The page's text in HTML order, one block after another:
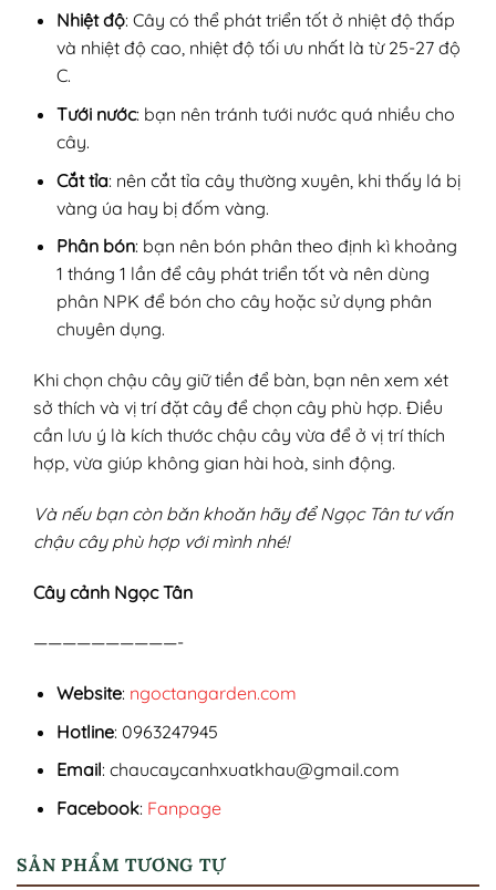
Nhiệt độ: Cây có thể phát triển tốt ở nhiệt độ thấp
và nhiệt độ cao, nhiệt độ tối ưu nhất là từ 25-27 độ
C.
Tưới nước: bạn nên tránh tưới nước quá nhiều cho
cây.
Cắt tỉa: nên cắt tỉa cây thường xuyên, khi thấy lá bị
vàng úa hay bị đốm vàng.
Phân bón: bạn nên bón phân theo định kì khoảng
1 tháng 1 lần để cây phát triển tốt và nên dùng
phân NPK để bón cho cây hoặc sử dụng phân
chuyên dụng.
Khi chọn chậu cây giữ tiền để bàn, bạn nên xem xét
sở thích và vị trí đặt cây để chọn cây phù hợp. Điều
cần lưu ý là kích thước chậu cây vừa để ở vị trí thích
hợp, vừa giúp không gian hài hoà, sinh động.
Và nếu bạn còn băn khoăn hãy để Ngọc Tân tư vấn
chậu cây phù hợp với mình nhé!
Cây cảnh Ngọc Tân
——————————-
Website: ngoctangarden.com
Hotline: 0963247945
Email: chaucaycanhxuatkhau@gmail.com
Facebook: Fanpage
SẢN PHẨM TƯƠNG TỰ